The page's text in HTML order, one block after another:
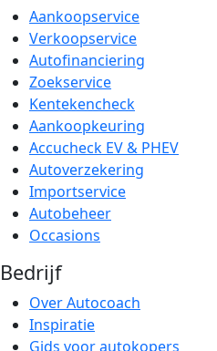
Aankoopservice
Verkoopservice
Autofinanciering
Zoekservice
Kentekencheck
Aankoopkeuring
Accucheck EV & PHEV
Autoverzekering
Importservice
Autobeheer
Occasions
Bedrijf
Over Autocoach
Inspiratie
Gids voor autokopers